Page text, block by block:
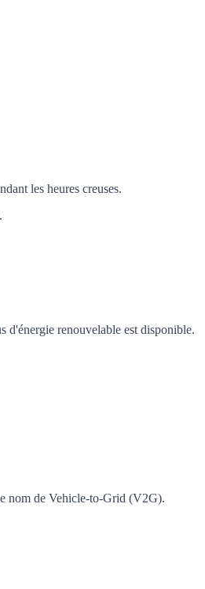
les heures creuses.
d'énergie renouvelable est disponible.
nom de Vehicle-to-Grid (V2G).